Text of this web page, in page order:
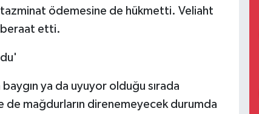
ödemesine de hükmetti. Veliaht
beraat etti.
baygın ya da uyuyor olduğu sırada
mağdurların direnemeyecek durumda